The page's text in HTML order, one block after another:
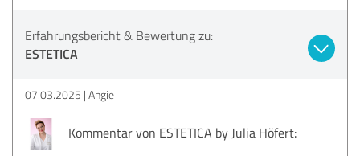
Erfahrungsbericht & Bewertung zu:
ESTETICA
07.03.2025 Angie
Kommentar von ESTETICA by Julia Höfert: